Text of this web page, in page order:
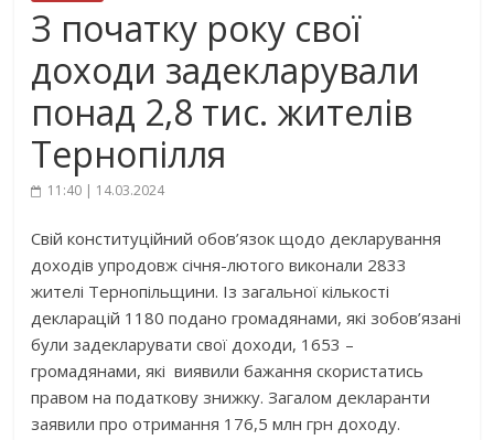
З початку року свої
доходи задекларували
понад 2,8 тис. жителів
Тернопілля
11:40 | 14.03.2024
Свій конституційний обов’язок щодо декларування
доходів упродовж січня-лютого виконали 2833
жителі Тернопільщини. Із загальної кількості
декларацій 1180 подано громадянами, які зобов’язані
були задекларувати свої доходи, 1653 –
громадянами, які виявили бажання скористатись
правом на податкову знижку. Загалом декларанти
заявили про отримання 176,5 млн грн доходу.